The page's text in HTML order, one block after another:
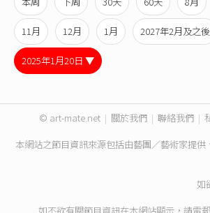
11月 12月 1月 2027年2月及之後
2025年1月20日 ▼
© art-mate.net | 關於我們 | 聯絡我們 |
本網站之節目資訊來源包括由藝團／藝術家提
如